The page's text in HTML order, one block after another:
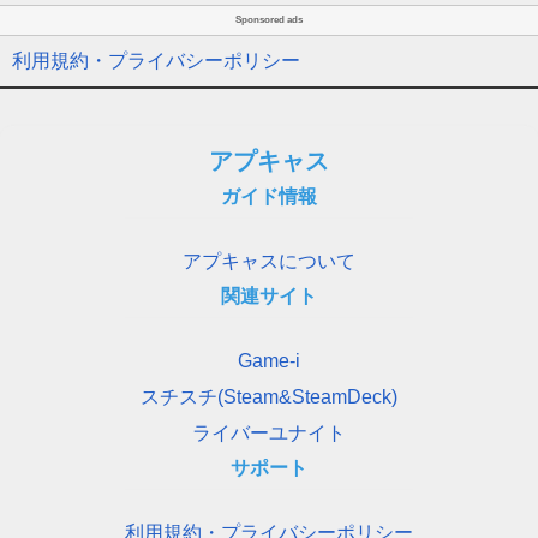
Sponsored ads
利用規約・プライバシーポリシー
アプキャス
ガイド情報
アプキャスについて
関連サイト
Game-i
スチスチ(Steam&SteamDeck)
ライバーユナイト
サポート
利用規約・プライバシーポリシー